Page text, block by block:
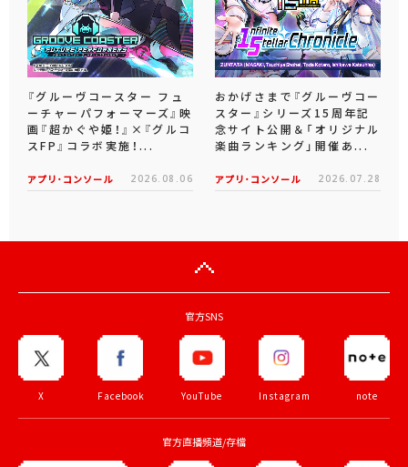
『グルーヴコースター フュ
ーチャーパフォーマーズ』映
画『超かぐや姫！』×『グルコ
スFP』コラボ実施！...
アプリ･コンソール 2026.08.06
おかげさまで『グルーヴコー
スター』シリーズ15周年記
念サイト公開＆「オリジナル
楽曲ランキング」開催あ...
アプリ･コンソール 2026.07.28
官方SNS
X Facebook YouTube Instagram note
官方直播頻道/存檔